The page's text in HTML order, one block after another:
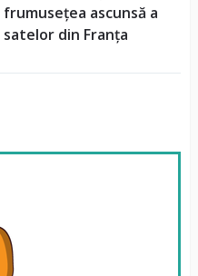
frumusețea ascunsă a
satelor din Franța